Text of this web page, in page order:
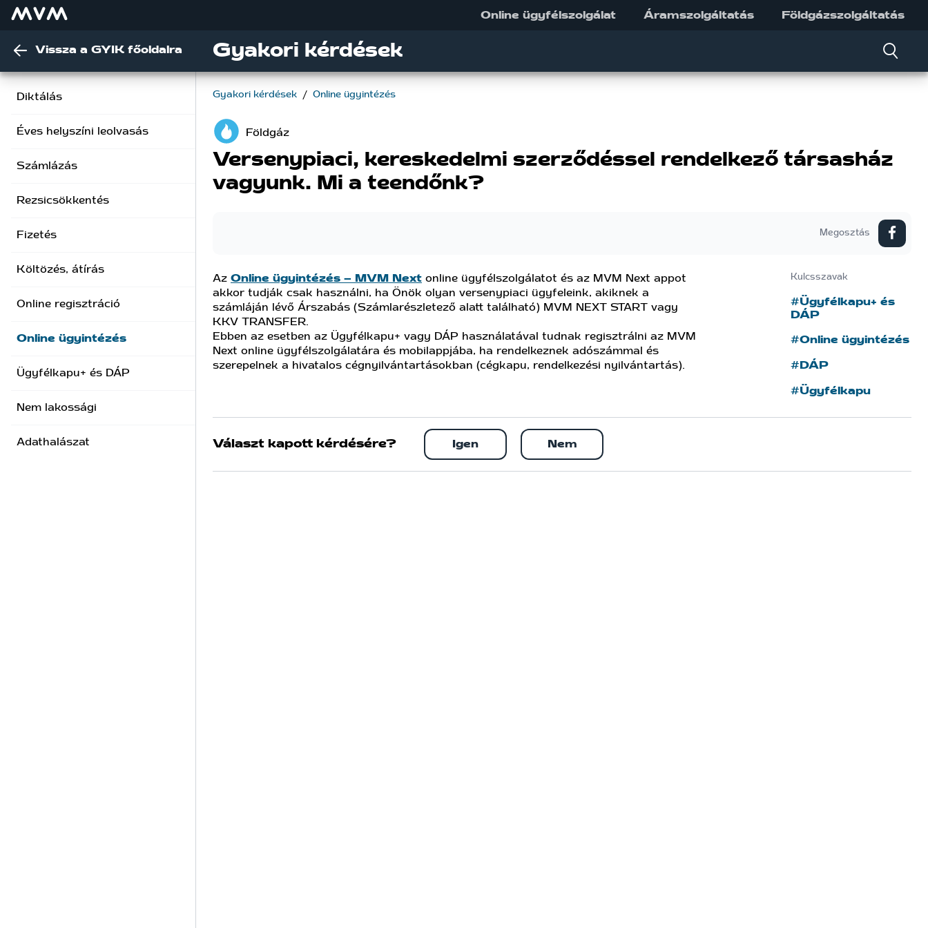
Online ügyfélszolgálat Áramszolgáltatás Földgázszolgáltatás
Vissza a GYIK főoldalra Gyakori kérdések
Diktálás
Éves helyszíni leolvasás
Számlázás
Rezsicsökkentés
Fizetés
Költözés, átírás
Online regisztráció
Online ügyintézés
Ügyfélkapu+ és DÁP
Nem lakossági
Adathalászat
Gyakori kérdések / Online ügyintézés
Földgáz
Versenypiaci, kereskedelmi szerződéssel rendelkező társasház
vagyunk. Mi a teendőnk?
Megosztás
Az Online ügyintézés – MVM Next online ügyfélszolgálatot és az MVM Next appot
akkor tudják csak használni, ha Önök olyan versenypiaci ügyfeleink, akiknek a
számláján lévő Árszabás (Számlarészletező alatt található) MVM NEXT START vagy
KKV TRANSFER.
Ebben az esetben az Ügyfélkapu+ vagy DÁP használatával tudnak regisztrálni az MVM
Next online ügyfélszolgálatára és mobilappjába, ha rendelkeznek adószámmal és
szerepelnek a hivatalos cégnyilvántartásokban (cégkapu, rendelkezési nyilvántartás).
Kulcsszavak
#Ügyfélkapu+ és
DÁP
#Online ügyintézés
#DÁP
#Ügyfélkapu
Választ kapott kérdésére? Igen Nem